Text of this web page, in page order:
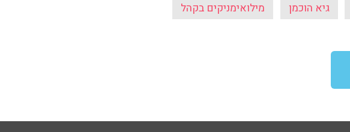
גיא הוכמן מילואימניקים בקהל